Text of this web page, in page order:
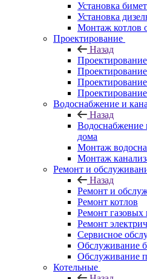
Установка
Установка
Монтаж котлов
Проектирование
Назад
Проектирование
Водоснабжение и
Назад
Водоснабжение
дома
Монтаж
Монтаж
Ремонт и
Назад
Ремонт и
Ремонт котлов
Ремонт газовых
Ремонт
Сервисное
Обслуживание
Обслуживание
Котельные